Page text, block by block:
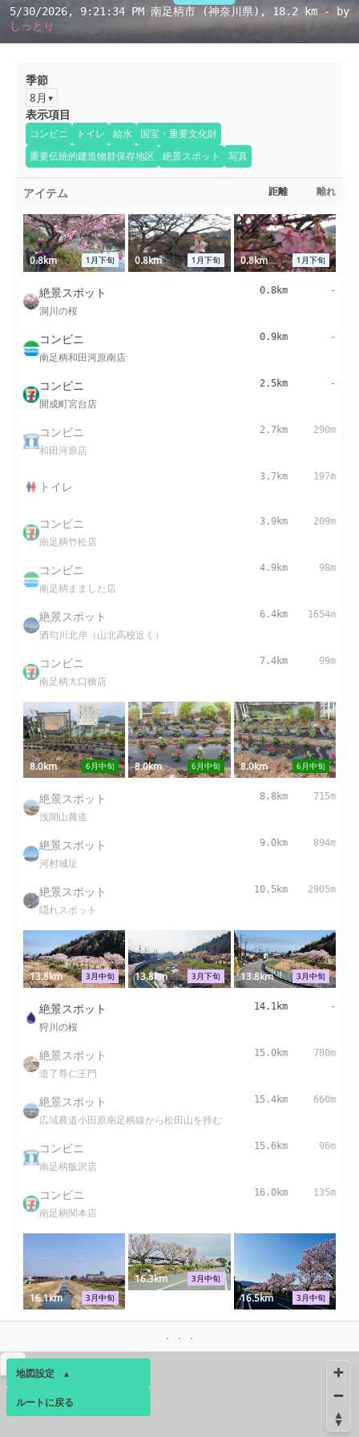
5/30/2026, 9:21:34 PM 南足柄市 (神奈川県) , 18.2 km - by
しっとり
季節
8月
表示項目
コンビニ トイレ 給水
国宝・重要文化財
重要伝統的建造物群保存地区
絶景スポット 写真
アイテム 距離 離れ
1月下旬
0.8km 1月下旬
0.8km 1月下旬
0.8km
絶景スポット
洞川の桜
0.8km -
コンビニ
南足柄和田河原南店
0.9km -
コンビニ
開成町宮台店
2.5km -
コンビニ
和田河原店
2.7km 290m
トイレ
3.7km 197m
コンビニ
南足柄竹松店
3.9km 209m
コンビニ
南足柄まました店
4.9km 98m
絶景スポット
酒匂川北岸（山北高校近く）
6.4km 1654m
コンビニ
南足柄大口橋店
7.4km 99m
6月中旬
8.0km 6月中旬
8.0km 6月中旬
8.0km
絶景スポット
浅間山農道
8.8km 715m
絶景スポット
河村城址
9.0km 894m
絶景スポット
隠れスポット
10.5km 2905m
3月中旬
13.8km 3月下旬
13.8km 3月中旬
13.8km
絶景スポット
狩川の桜
14.1km -
絶景スポット
道了尊仁王門
15.0km 780m
絶景スポット
広域農道小田原南足柄線から松田山を拝む
15.4km 660m
コンビニ
南足柄飯沢店
15.6km 96m
コンビニ
南足柄関本店
16.0km 135m
3月中旬
16.1km
3月中旬
16.3km
3月中旬
16.5km
幸せ道
絶景スポット
塚原神明神社付近の丘陵地帯
794m
1362m
地図設定 ▴
ベース ▴
ルートに戻る